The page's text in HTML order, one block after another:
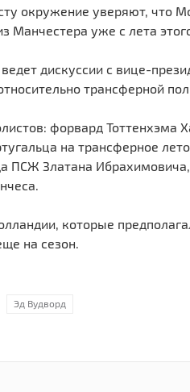
окружение уверяют, что
Манчестера уже с лета
дискуссии с вице-
трансферной
форвард Тоттенхэма
на трансферное
ПСЖ Златана
которые
на сезон.
Эд Вудворд